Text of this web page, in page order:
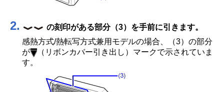
2.
の刻印がある部分（3）を手前に引きます。
感熱方式/熱転写方式兼用モデルの場合、（3）の部分
が
（リボンカバー引き出し）マークで示されていま
す。